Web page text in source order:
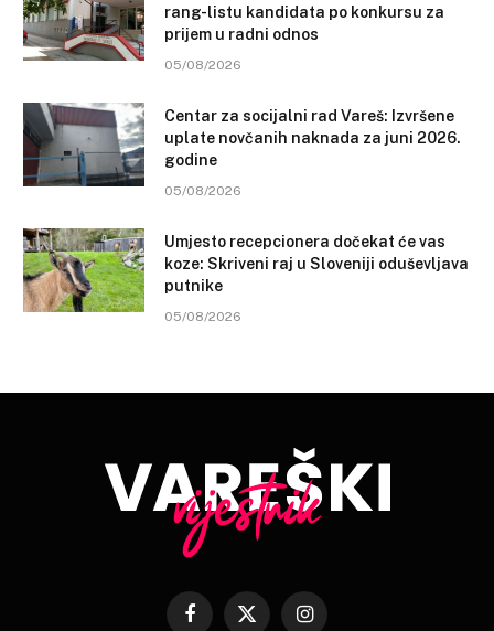
rang-listu kandidata po konkursu za
prijem u radni odnos
05/08/2026
Centar za socijalni rad Vareš: Izvršene
uplate novčanih naknada za juni 2026.
godine
05/08/2026
Umjesto recepcionera dočekat će vas
koze: Skriveni raj u Sloveniji oduševljava
putnike
05/08/2026
Facebook
X Instagram